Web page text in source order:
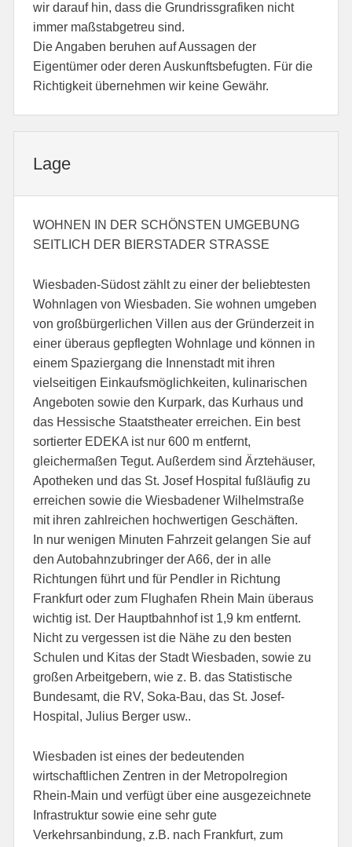
wir darauf hin, dass die Grundrissgrafiken nicht
immer maßstabgetreu sind.
Die Angaben beruhen auf Aussagen der
Eigentümer oder deren Auskunftsbefugten. Für die
Richtigkeit übernehmen wir keine Gewähr.
Lage
WOHNEN IN DER SCHÖNSTEN UMGEBUNG
SEITLICH DER BIERSTADER STRASSE
Wiesbaden-Südost zählt zu einer der beliebtesten
Wohnlagen von Wiesbaden. Sie wohnen umgeben
von großbürgerlichen Villen aus der Gründerzeit in
einer überaus gepflegten Wohnlage und können in
einem Spaziergang die Innenstadt mit ihren
vielseitigen Einkaufsmöglichkeiten, kulinarischen
Angeboten sowie den Kurpark, das Kurhaus und
das Hessische Staatstheater erreichen. Ein best
sortierter EDEKA ist nur 600 m entfernt,
gleichermaßen Tegut. Außerdem sind Ärztehäuser,
Apotheken und das St. Josef Hospital fußläufig zu
erreichen sowie die Wiesbadener Wilhelmstraße
mit ihren zahlreichen hochwertigen Geschäften.
In nur wenigen Minuten Fahrzeit gelangen Sie auf
den Autobahnzubringer der A66, der in alle
Richtungen führt und für Pendler in Richtung
Frankfurt oder zum Flughafen Rhein Main überaus
wichtig ist. Der Hauptbahnhof ist 1,9 km entfernt.
Nicht zu vergessen ist die Nähe zu den besten
Schulen und Kitas der Stadt Wiesbaden, sowie zu
großen Arbeitgebern, wie z. B. das Statistische
Bundesamt, die RV, Soka-Bau, das St. Josef-
Hospital, Julius Berger usw..
Wiesbaden ist eines der bedeutenden
wirtschaftlichen Zentren in der Metropolregion
Rhein-Main und verfügt über eine ausgezeichnete
Infrastruktur sowie eine sehr gute
Verkehrsanbindung, z.B. nach Frankfurt, zum